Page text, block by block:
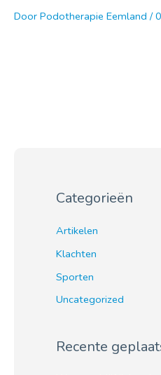
Door Podotherapie Eemland /
Categorieën
Artikelen
Klachten
Sporten
Uncategorized
Recente